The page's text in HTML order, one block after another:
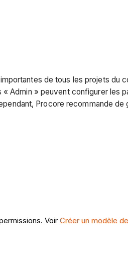
de tous les projets du
Admin » peuvent configurer les
Procore recommande
Voir Créer un modèle